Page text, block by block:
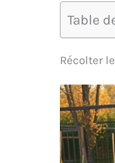
Table
Récolter